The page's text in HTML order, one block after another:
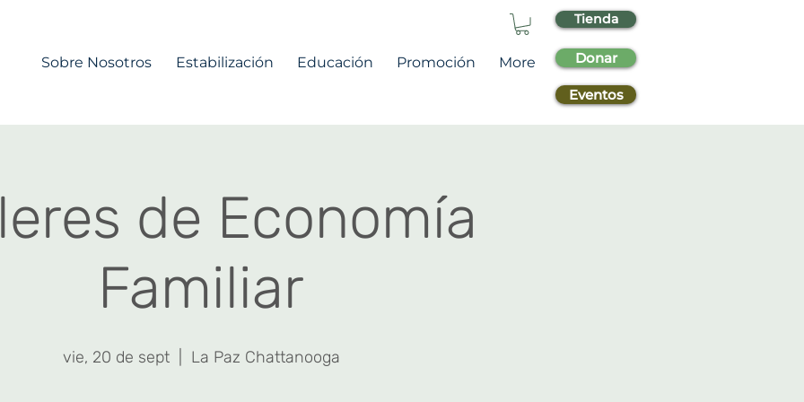
Sobre Nosotros Estabilización Educación Promoción More
Tienda
Donar
Eventos
de Economía
Familiar
vie, 20 de sept
  |
La Paz Chattanooga